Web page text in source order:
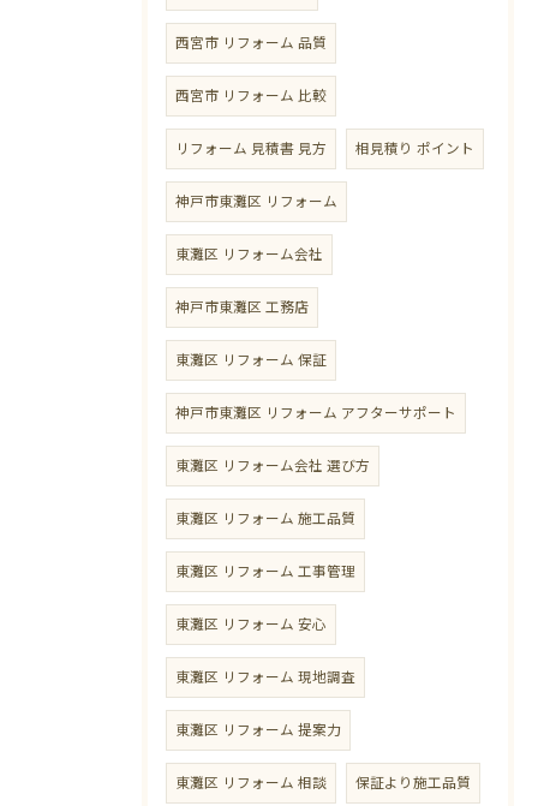
西宮市 リフォーム 品質
西宮市 リフォーム 比較
リフォーム 見積書 見方 相見積り ポイント
神戸市東灘区 リフォーム
東灘区 リフォーム会社
神戸市東灘区 工務店
東灘区 リフォーム 保証
神戸市東灘区 リフォーム アフターサポート
東灘区 リフォーム会社 選び方
東灘区 リフォーム 施工品質
東灘区 リフォーム 工事管理
東灘区 リフォーム 安心
東灘区 リフォーム 現地調査
東灘区 リフォーム 提案力
東灘区 リフォーム 相談 保証より施工品質